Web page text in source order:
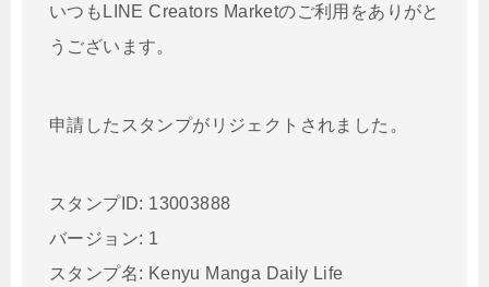
いつもLINE Creators Marketのご利用をありがと
うございます。
申請したスタンプがリジェクトされました。
スタンプID: 13003888
バージョン: 1
スタンプ名: Kenyu Manga Daily Life